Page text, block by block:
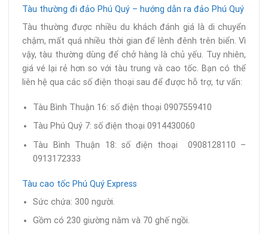
Tàu thường đi đảo Phú Quý – hướng dẫn ra đảo Phú Quý
Tàu thường được nhiều du khách đánh giá là di chuyển
chậm, mất quá nhiều thời gian để lênh đênh trên biển. Vì
vậy, tàu thường dùng để chở hàng là chủ yếu. Tuy nhiên,
giá vé lại rẻ hơn so với tàu trung và cao tốc. Bạn có thể
liên hệ qua các số điện thoại sau để được hỗ trợ, tư vấn:
Tàu Bình Thuận 16: số điện thoại 0907559410
Tàu Phú Quý 7: số điện thoại 0914430060
Tàu Bình Thuận 18: số điện thoại 0908128110 –
0913172333
Tàu cao tốc Phú Quý Express
Sức chứa: 300 người.
Gồm có 230 giường nằm và 70 ghế ngồi.